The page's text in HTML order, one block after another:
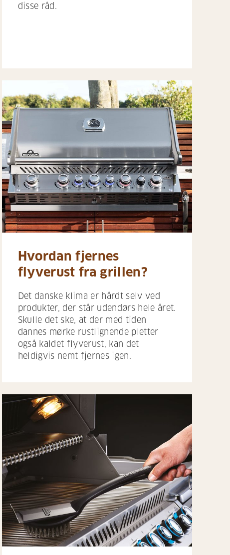
disse råd.
Hvordan fjernes
flyverust fra grillen?
Det danske klima er hårdt selv ved
produkter, der står udendørs hele året.
Skulle det ske, at der med tiden
dannes mørke rustlignende pletter
også kaldet flyverust, kan det
heldigvis nemt fjernes igen.